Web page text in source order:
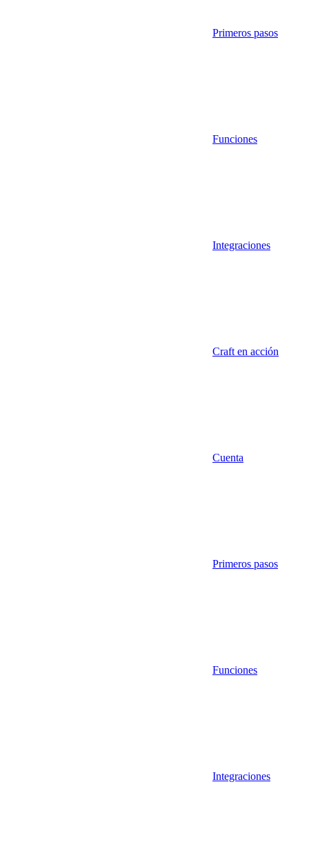
Primeros pasos
Funciones
Integraciones
Craft en acción
Cuenta
Primeros pasos
Funciones
Integraciones